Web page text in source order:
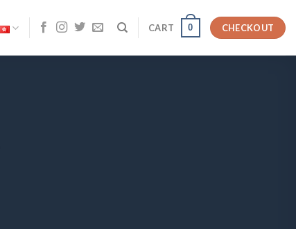
CART 0 CHECKOUT